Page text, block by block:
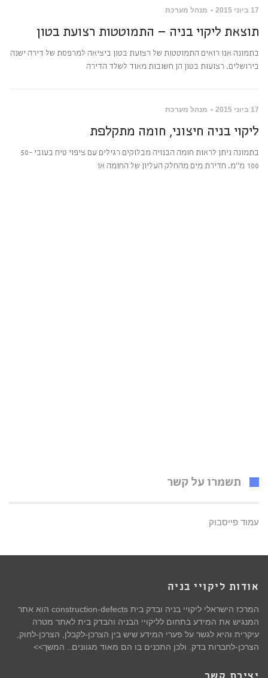
17 ביוני 2015 מנהל מערכת
תוצאת ליקוי בניה – התמוטטות רצועת בטון
בתמונה אנו רואים התמוטטות של רצועת בטון ביציאה למרפסת של דירה ישנה
בירושלים. רצועות בטון הן חשובות מאוד לשלד הדירה
17 ביוני 2015 מנהל מערכת
ליקוי בניה חיצוני, חומה מתקלפת
בתמונה ניתן לראות חומה הבנויה מבלוקים רגילים עם ציפוי טיח בעובי 50-
100 מ"מ. חדירת מים מהחלק העליון של החומה או
תשמרו על קשר
עמוד פייסבוק
אודות ליקויי בניה
המרכז הישראלי ליקויי בניה ובדק בית construction-defects הוא אתר
המנגיש את המידע בתחום לליקויי הבניה והבדק בית לאתר מטרה
עיקרית והיא לגשר על פערי המידע שיש בין הצרכן-לקבלן, הצרכן-לחוק,
הצרכן-לחברות בדק. ולכן התכנים בו הם מאוד מגוונים.. המשך>>